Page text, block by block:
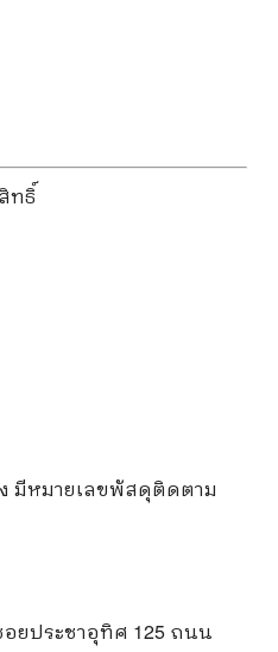
ทธิ์
มีหมายเลขพัสดุติดตาม
อยประชาอุทิศ 125 ถนน